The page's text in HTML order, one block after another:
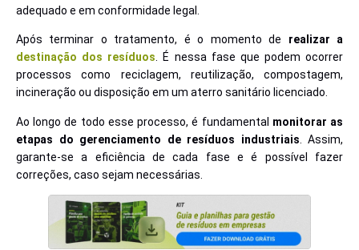
adequado e em conformidade legal.
Após terminar o tratamento, é o momento de realizar a
destinação dos resíduos. É nessa fase que podem ocorrer
processos como reciclagem, reutilização, compostagem,
incineração ou disposição em um aterro sanitário licenciado.
Ao longo de todo esse processo, é fundamental monitorar as
etapas do gerenciamento de resíduos industriais . Assim,
garante-se a eficiência de cada fase e é possível fazer
correções, caso sejam necessárias.